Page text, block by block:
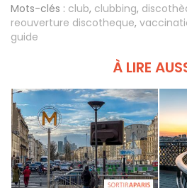
Mots-clés : club, clubbing,
reouverture discotheque,
guide
À LIRE